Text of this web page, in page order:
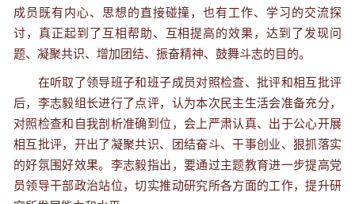
成员既有内心、思想的直接碰撞，也有工作、学习的交流探
讨，真正起到了互相帮助、互相提高的效果，达到了发现问
题、凝聚共识、增加团结、振奋精神、鼓舞斗志的目的。
在听取了领导班子和班子成员对照检查、批评和相互批评
后，李志毅组长进行了点评，认为本次民主生活会准备充分，
对照检查和自我剖析准确到位，会上严肃认真、出于公心开展
相互批评，开出了凝聚共识、团结奋斗、干事创业、狠抓落实
的好氛围好效果。李志毅指出，要通过主题教育进一步提高党
员领导干部政治站位，切实推动研究所各方面的工作，提升研